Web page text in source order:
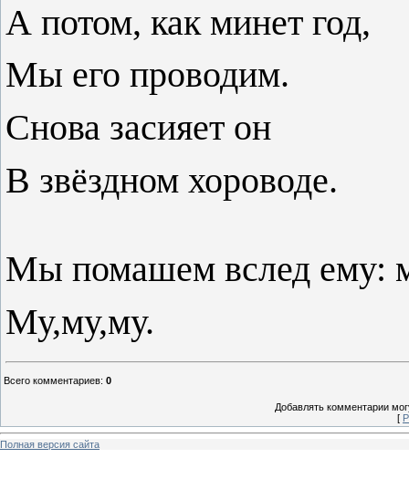
А потом, как минет год,
Мы его проводим.
Снова засияет он
В звёздном хороводе.
Мы помашем вслед ему:
Му,му,му.
Всего комментариев: 0
Добавлять комментарии
[
Полная версия сайта